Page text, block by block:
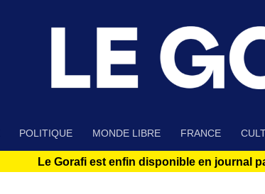
POLITIQUE MONDE LIBRE FRANCE
Le Gorafi est enfin disponible en journal